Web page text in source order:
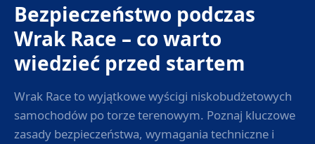
Bezpieczeństwo podczas
Wrak Race – co warto
wiedzieć przed startem
Wrak Race to wyjątkowe wyścigi niskobudżetowych
samochodów po torze terenowym. Poznaj kluczowe
zasady bezpieczeństwa, wymagania techniczne i